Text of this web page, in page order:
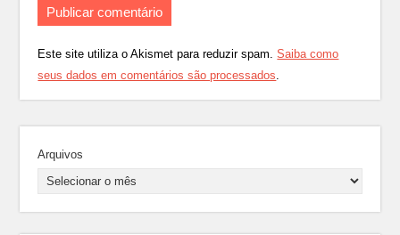
Este site utiliza o Akismet para reduzir spam.Saiba como
seus dados em comentários são processados.
Arquivos